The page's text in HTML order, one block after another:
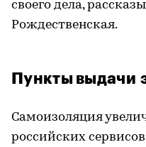
своего дела,
Рождественская.
Пункты выдачи
Самоизоляция
российских